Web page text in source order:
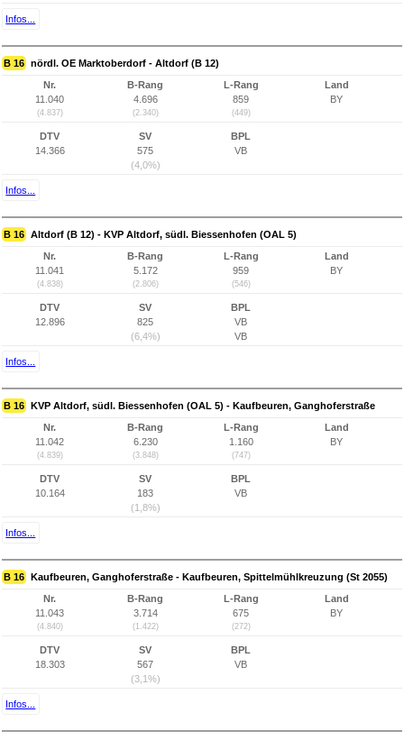
Infos...
B 16 nördl. OE Marktoberdorf - Altdorf (B 12)
Nr.
11.040
(4.837)
B-Rang
4.696
(2.340)
L-Rang
859
(449)
Land
BY
DTV
14.366
SV
575
(4,0%)
BPL
VB
Infos...
B 16 Altdorf (B 12) - KVP Altdorf, südl. Biessenhofen (OAL 5)
Nr.
11.041
(4.838)
B-Rang
5.172
(2.806)
L-Rang
959
(546)
Land
BY
DTV
12.896
SV
825
(6,4%)
BPL
VB
VB
Infos...
B 16 KVP Altdorf, südl. Biessenhofen (OAL 5) - Kaufbeuren, Ganghoferstraße
Nr.
11.042
(4.839)
B-Rang
6.230
(3.848)
L-Rang
1.160
(747)
Land
BY
DTV
10.164
SV
183
(1,8%)
BPL
VB
Infos...
B 16 Kaufbeuren, Ganghoferstraße - Kaufbeuren, Spittelmühlkreuzung (St 2055)
Nr.
11.043
(4.840)
B-Rang
3.714
(1.422)
L-Rang
675
(272)
Land
BY
DTV
18.303
SV
567
(3,1%)
BPL
VB
Infos...